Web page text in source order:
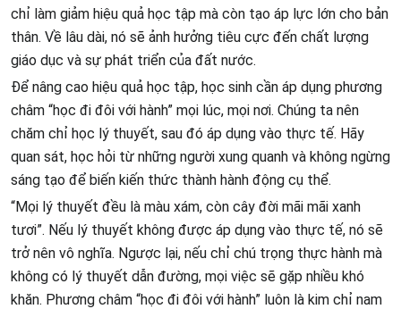
chỉ làm giảm hiệu quả học tập mà còn tạo áp lực lớn cho bản
thân. Về lâu dài, nó sẽ ảnh hưởng tiêu cực đến chất lượng
giáo dục và sự phát triển của đất nước.
Để nâng cao hiệu quả học tập, học sinh cần áp dụng phương
châm “học đi đôi với hành” mọi lúc, mọi nơi. Chúng ta nên
chăm chỉ học lý thuyết, sau đó áp dụng vào thực tế. Hãy
quan sát, học hỏi từ những người xung quanh và không ngừng
sáng tạo để biến kiến thức thành hành động cụ thể.
“Mọi lý thuyết đều là màu xám, còn cây đời mãi mãi xanh
tươi”. Nếu lý thuyết không được áp dụng vào thực tế, nó sẽ
trở nên vô nghĩa. Ngược lại, nếu chỉ chú trọng thực hành mà
không có lý thuyết dẫn đường, mọi việc sẽ gặp nhiều khó
khăn. Phương châm “học đi đôi với hành” luôn là kim chỉ nam